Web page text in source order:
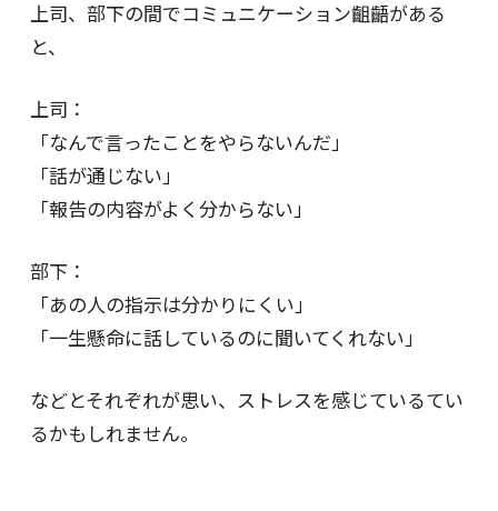
上司、部下の間でコミュニケーション齟齬がある
と、
上司：
「なんで言ったことをやらないんだ」
「話が通じない」
「報告の内容がよく分からない」
部下：
「あの人の指示は分かりにくい」
「一生懸命に話しているのに聞いてくれない」
などとそれぞれが思い、ストレスを感じているてい
るかもしれません。